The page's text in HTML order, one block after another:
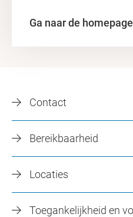
Ga naar de homepage
Contact
Bereikbaarheid
Locaties
Toegankelijkheid en